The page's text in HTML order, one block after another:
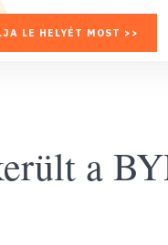
LE HELYÉT MOST >>
a